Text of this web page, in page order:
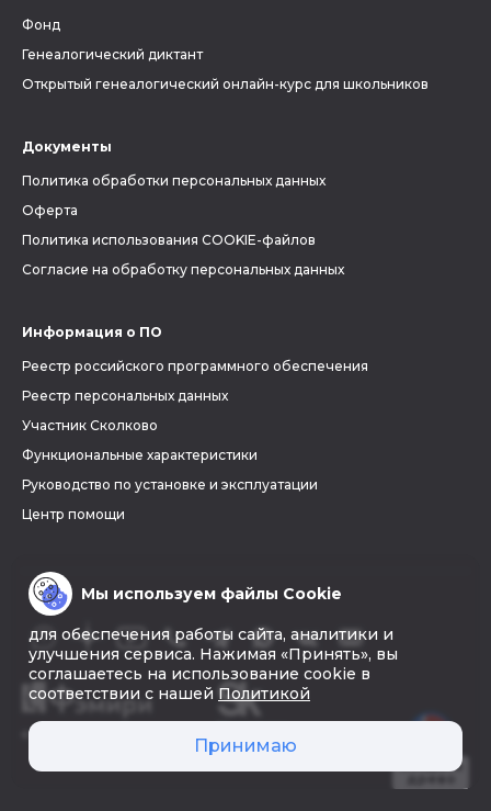
Фонд
Генеалогический диктант
Открытый генеалогический онлайн-курс для школьников
Документы
Политика обработки персональных данных
Оферта
Политика использования COOKIE-файлов
Согласие на обработку персональных данных
Информация о ПО
Реестр российского программного обеспечения
Реестр персональных данных
Участник Сколково
Функциональные характеристики
Руководство по установке и эксплуатации
Центр помощи
© 2026 «Фэмири»
Мы используем файлы Cookie
для обеспечения работы сайта, аналитики и
улучшения сервиса. Нажимая «Принять», вы
соглашаетесь на использование cookie в
соответствии с нашей Политикой
Принимаю
Создать